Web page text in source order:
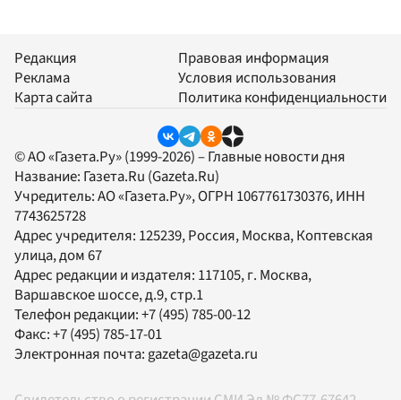
Редакция
Реклама
Карта сайта
Правовая информация
Условия использования
Политика конфиденциальности
© АО «Газета.Ру» (1999-2026) – Главные новости дня
Название: Газета.Ru (Gazeta.Ru)
Учредитель:АО «Газета.Ру», ОГРН 1067761730376, ИНН
7743625728
Адрес учредителя: 125239, Россия, Москва, Коптевская
улица, дом 67
Адрес редакции и издателя: 117105, г. Москва,
Варшавское шоссе, д.9, стр.1
Телефон редакции:+7 (495) 785-00-12
Факс:+7 (495) 785-17-01
Электронная почта:gazeta@gazeta.ru